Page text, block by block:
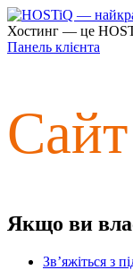
Хостинг — це
Панель клієнта
Якщо ви
Зв’яжіться з